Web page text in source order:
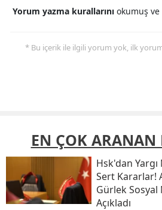
Yorum yazma kurallarını okumuş ve
* Bu içerik ile ilgili yorum yok, ilk
EN ÇOK ARANAN
Hsk'dan
Sert Kararlar!
Gürlek Sosyal
Açıkladı